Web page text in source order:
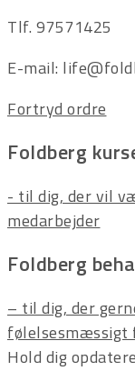
Tlf. 97571425
E-mail:
Fortryd ordre
Foldberg
- til dig, der vil
medarbejder
Foldberg
– til dig, der
følelsesmæssigt
Hold dig